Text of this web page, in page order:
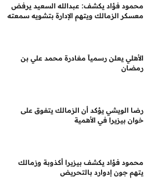
محمود فؤاد يكشف: عبدالله السعيد يرفض
معسكر الزمالك ويتهم الإدارة بتشويه سمعته
الأهلي يعلن رسمياً مغادرة محمد علي بن
رمضان
رضا الويشي يؤكد أن الزمالك يتفوق على
خوان بيزيرا في الأهمية
محمود فؤاد يكشف بيزيرا أكذوبة وزمالك
يتهم جون إدوارد بالتحريض